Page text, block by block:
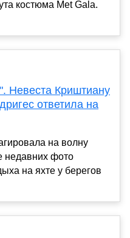
костюма Met Gala.
Невеста Криштиану
ответила на
на волну
недавних фото
на яхте у берегов